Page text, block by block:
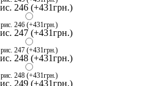
рис. 246 (+431грн.)
рис. 247 (+431грн.)
рис. 248 (+431грн.)